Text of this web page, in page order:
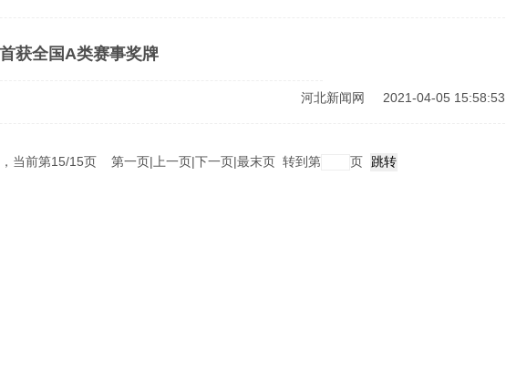
获全国A类赛事奖牌
河北新闻网 2021-04-05 15:58:53
当前第15/15页 第一页| 上一页|下一页|最末页转到第 页